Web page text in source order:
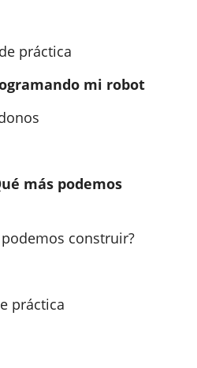
práctica
mi robot
más podemos
construir?
práctica